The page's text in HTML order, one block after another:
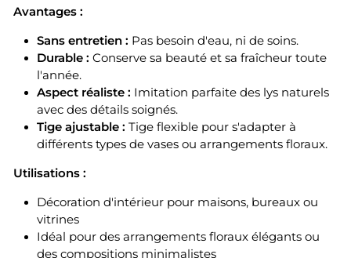
Avantages :
Sans entretien : Pas besoin d'eau, ni de soins.
Durable : Conserve sa beauté et sa fraîcheur toute
l'année.
Aspect réaliste : Imitation parfaite des lys naturels
avec des détails soignés.
Tige ajustable : Tige flexible pour s'adapter à
différents types de vases ou arrangements floraux.
Utilisations :
Décoration d'intérieur pour maisons, bureaux ou
vitrines
Idéal pour des arrangements floraux élégants ou
des compositions minimalistes